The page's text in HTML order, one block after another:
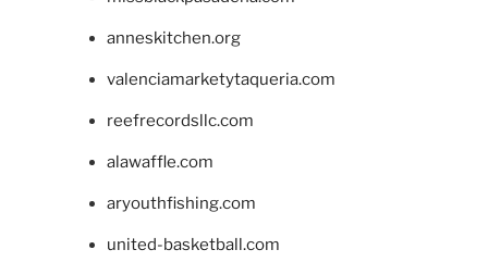
anneskitchen.org
valenciamarketytaqueria.com
reefrecordsllc.com
alawaffle.com
aryouthfishing.com
united-basketball.com